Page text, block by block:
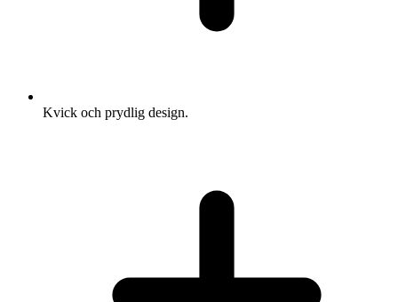
Kvick och prydlig design.